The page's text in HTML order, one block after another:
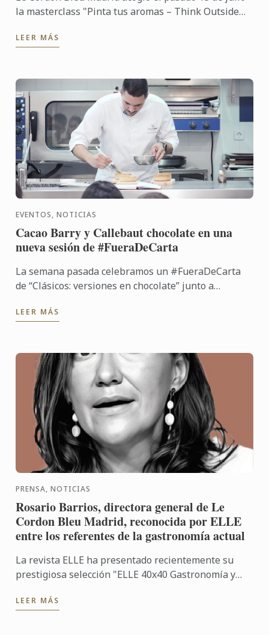
la masterclass "Pinta tus aromas – Think Outside
experto en ...
LEER MÁS
EVENTOS, NOTICIAS
Cacao Barry y Callebaut chocolate en una
nueva sesión de #FueraDeCarta
La semana pasada celebramos un #FueraDeCarta
de “Clásicos: versiones en chocolate” junto a
chef José María ...
LEER MÁS
PRENSA, NOTICIAS
Rosario Barrios, directora general de Le
Cordon Bleu Madrid, reconocida por ELLE
entre los referentes de la gastronomía actual
La revista ELLE ha presentado recientemente su
prestigiosa selección "ELLE 40x40 Gastronomía y
con Renault, ...
LEER MÁS